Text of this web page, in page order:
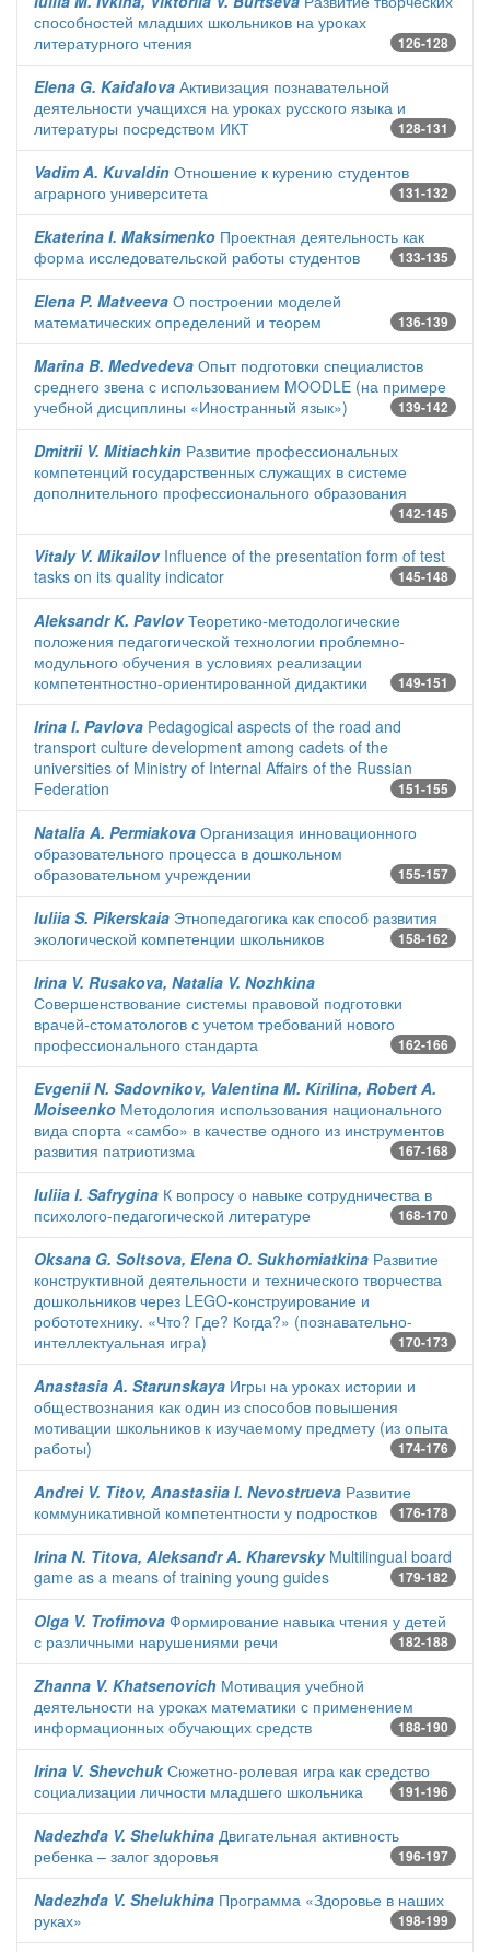
способностей младших школьников на уроках
литературного чтения
126-128
Elena G. Kaidalova Активизация познавательной
деятельности учащихся на уроках русского языка и
литературы посредством ИКТ
128-131
Vadim A. Kuvaldin Отношение к курению студентов
аграрного университета
131-132
Ekaterina I. Maksimenko Проектная деятельность как
форма исследовательской работы студентов
133-135
Elena P. Matveeva О построении моделей
математических определений и теорем
136-139
Marina B. Medvedeva Опыт подготовки специалистов
среднего звена с использованием MOODLE (на примере
учебной дисциплины «Иностранный язык»)
139-142
Dmitrii V. Mitiachkin Развитие профессиональных
компетенций государственных служащих в системе
дополнительного профессионального образования
142-145
Vitaly V. MikailovInfluence of the presentation form of test
tasks on its quality indicator
145-148
Aleksandr K. PavlovТеоретико-методологические
положения педагогической технологии проблемно-
модульного обучения в условиях реализации
компетентностно-ориентированной дидактики
149-151
Irina I. Pavlova Pedagogical aspects of the road and
transport culture development among cadets of the
universities of Ministry of Internal Affairs of the Russian
Federation
151-155
Natalia A. Permiakova Организация инновационного
образовательного процесса в дошкольном
образовательном учреждении
155-157
Iuliia S. Pikerskaia Этнопедагогика как способ развития
экологической компетенции школьников
158-162
Irina V. Rusakova, Natalia V. Nozhkina
Совершенствование системы правовой подготовки
врачей-стоматологов с учетом требований нового
профессионального стандарта
162-166
Evgenii N. Sadovnikov, Valentina M. Kirilina, Robert A.
Moiseenko Методология использования национального
вида спорта «самбо» в качестве одного из инструментов
развития патриотизма
167-168
Iuliia I. Safrygina К вопросу о навыке сотрудничества в
психолого-педагогической литературе
168-170
Oksana G. Soltsova, Elena O. Sukhomiatkina Развитие
конструктивной деятельности и технического творчества
дошкольников через LEGO-конструирование и
робототехнику. «Что? Где? Когда?» (познавательно-
интеллектуальная игра)
170-173
Anastasia A. Starunskaya Игры на уроках истории и
обществознания как один из способов повышения
мотивации школьников к изучаемому предмету (из опыта
работы)
174-176
Andrei V. Titov, Anastasiia I. Nevostrueva Развитие
коммуникативной компетентности у подростков
176-178
Irina N. Titova, Aleksandr A. KharevskyMultilingual board
game as a means of training young guides
179-182
Olga V. Trofimova Формирование навыка чтения у детей
с различными нарушениями речи
182-188
Zhanna V. Khatsenovich Мотивация учебной
деятельности на уроках математики с применением
информационных обучающих средств
188-190
Irina V. ShevchukСюжетно-ролевая игра как средство
социализации личности младшего школьника
191-196
Nadezhda V. Shelukhina Двигательная активность
ребенка – залог здоровья
196-197
Nadezhda V. Shelukhina Программа «Здоровье в наших
руках»
198-199